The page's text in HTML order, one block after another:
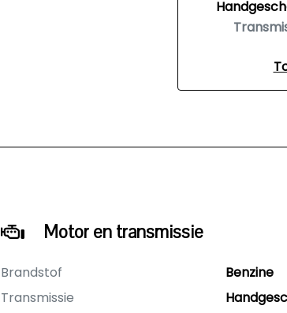
Motor en transmissie
Brandstof
Benzine
Transmissie